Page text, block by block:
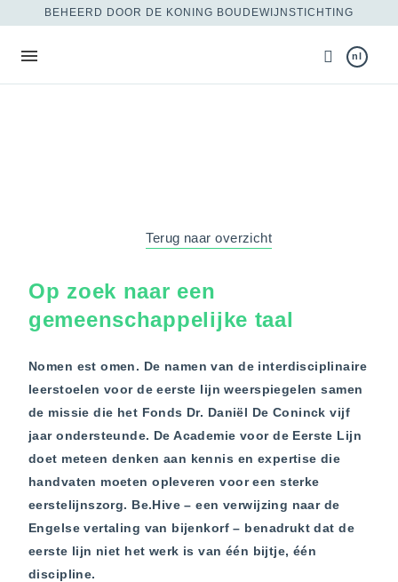
BEHEERD DOOR DE KONING BOUDEWIJNSTICHTING
nl
Terug naar overzicht
Op zoek naar een
gemeenschappelijke taal
Nomen est omen. De namen van de interdisciplinaire
leerstoelen voor de eerste lijn weerspiegelen samen
de missie die het Fonds Dr. Daniël De Coninck vijf
jaar ondersteunde. De Academie voor de Eerste Lijn
doet meteen denken aan kennis en expertise die
handvaten moeten opleveren voor een sterke
eerstelijnszorg. Be.Hive – een verwijzing naar de
Engelse vertaling van bijenkorf – benadrukt dat de
eerste lijn niet het werk is van één bijtje, één
discipline.